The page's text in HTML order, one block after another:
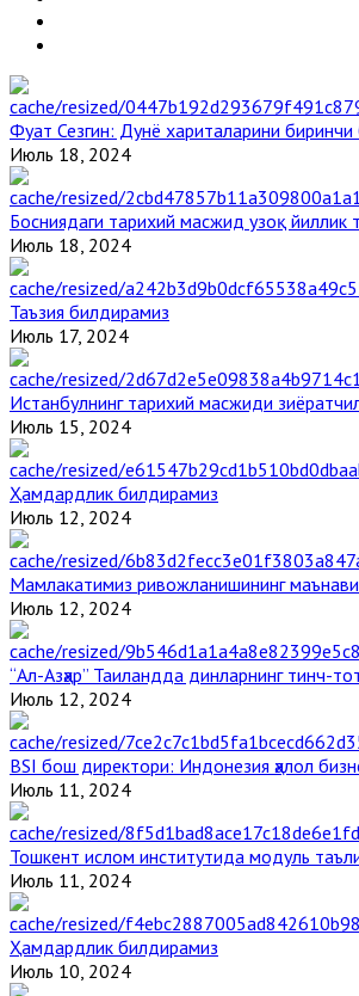
Фуат Сезгин: Дунё хариталарини
Июль 18, 2024
Босниядаги тарихий масжид узоқ йиллик
Июль 18, 2024
Таъзия билдирамиз
Июль 17, 2024
Истанбулнинг тарихий масжиди
Июль 15, 2024
Ҳамдардлик билдирамиз
Июль 12, 2024
Мамлакатимиз ривожланишининг
Июль 12, 2024
“Ал-Азҳар” Таиландда динларнинг тинч-
Июль 12, 2024
BSI бош директори: Индонезия ҳалол
Июль 11, 2024
Тошкент ислом институтида модуль
Июль 11, 2024
Ҳамдардлик билдирамиз
Июль 10, 2024